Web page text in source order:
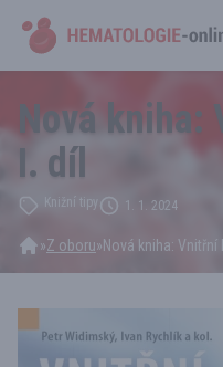
Nová
I. díl
Knižní tipy 1. 1. 2024
»Z oboru»Nová kniha: Vnitřní